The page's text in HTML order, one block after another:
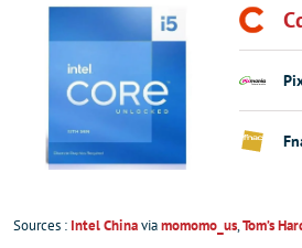
Sources : Intel Chinaviamomomo_us,Tom’s